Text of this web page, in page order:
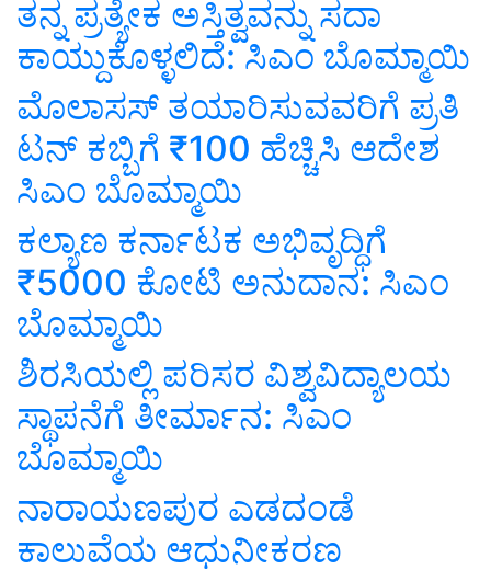
ತನ್ನ ಪ್ರತ್ಯೇಕ ಅಸ್ತಿತ್ವವನ್ನು ಸದಾ
ಕಾಯ್ದುಕೊಳ್ಳಲಿದೆ: ಸಿಎಂ ಬೊಮ್ಮಾಯಿ
ಮೊಲಾಸಸ್ ತಯಾರಿಸುವವರಿಗೆ ಪ್ರತಿ
ಟನ್‌ ಕಬ್ಬಿಗೆ ₹100 ಹೆಚ್ಚಿಸಿ ಆದೇಶ
ಸಿಎಂ ಬೊಮ್ಮಾಯಿ
ಕಲ್ಯಾಣ ಕರ್ನಾಟಕ ಅಭಿವೃದ್ಧಿಗೆ
₹5000 ಕೋಟಿ ಅನುದಾನ: ಸಿಎಂ
ಬೊಮ್ಮಾಯಿ
ಶಿರಸಿಯಲ್ಲಿ ಪರಿಸರ ವಿಶ್ವವಿದ್ಯಾಲಯ
ಸ್ಥಾಪನೆಗೆ ತೀರ್ಮಾನ: ಸಿಎಂ
ಬೊಮ್ಮಾಯಿ
ನಾರಾಯಣಪುರ ಎಡದಂಡೆ
ಕಾಲುವೆಯ ಆಧುನೀಕರಣ